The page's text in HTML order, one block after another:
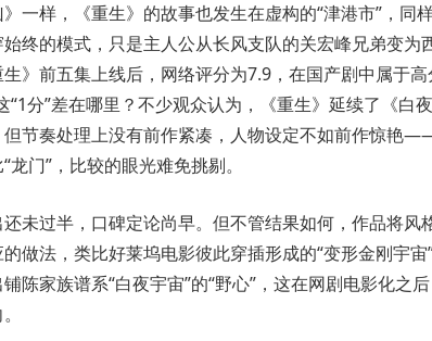
样，《重生》的故事也发生在虚构的“津港市”，同
终的模式，只是主人公从长风支队的关宏峰兄弟变为
》前五集上线后，网络评分为7.9，在国产剧中属于
分”差在哪里？不少观众认为，《重生》延续了《白
节奏处理上没有前作紧凑，人物设定不如前作惊艳
门”，比较的眼光难免挑剔。
过半，口碑定论尚早。但不管结果如何，作品将风
做法，类比好莱坞电影彼此穿插形成的“变形金刚宇宙
铺陈家族谱系“白夜宇宙”的“野心”，这在网剧电影化之